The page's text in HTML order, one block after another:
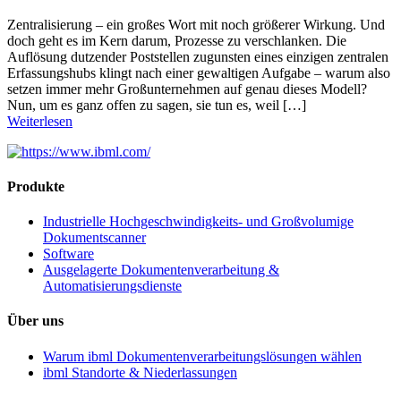
Zentralisierung – ein großes Wort mit noch größerer Wirkung. Und
doch geht es im Kern darum, Prozesse zu verschlanken. Die
Auflösung dutzender Poststellen zugunsten eines einzigen zentralen
Erfassungshubs klingt nach einer gewaltigen Aufgabe – warum also
setzen immer mehr Großunternehmen auf genau dieses Modell?
Nun, um es ganz offen zu sagen, sie tun es, weil […]
Weiterlesen
Produkte
Industrielle Hochgeschwindigkeits- und Großvolumige
Dokumentscanner
Software
Ausgelagerte Dokumentenverarbeitung &
Automatisierungsdienste
Über uns
Warum ibml Dokumentenverarbeitungslösungen wählen
ibml Standorte & Niederlassungen